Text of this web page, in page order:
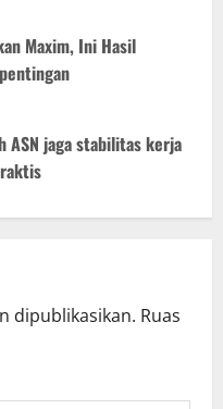
Maxim, Ini Hasil
jaga stabilitas kerja
dipublikasikan. Ruas